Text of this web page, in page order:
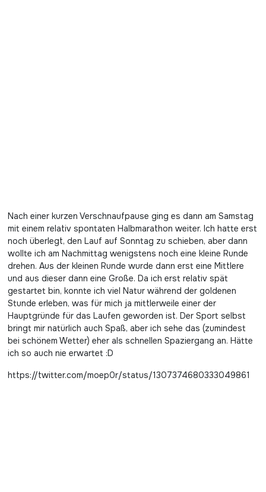
Nach einer kurzen Verschnaufpause ging es dann am Samstag
mit einem relativ spontaten Halbmarathon weiter. Ich hatte erst
noch überlegt, den Lauf auf Sonntag zu schieben, aber dann
wollte ich am Nachmittag wenigstens noch eine kleine Runde
drehen. Aus der kleinen Runde wurde dann erst eine Mittlere
und aus dieser dann eine Große. Da ich erst relativ spät
gestartet bin, konnte ich viel Natur während der goldenen
Stunde erleben, was für mich ja mittlerweile einer der
Hauptgründe für das Laufen geworden ist. Der Sport selbst
bringt mir natürlich auch Spaß, aber ich sehe das (zumindest
bei schönem Wetter) eher als schnellen Spaziergang an. Hätte
ich so auch nie erwartet :D
https://twitter.com/moep0r/status/1307374680333049861